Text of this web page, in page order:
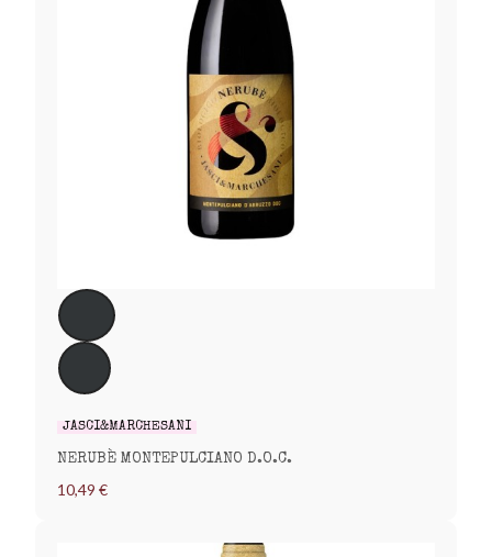
JASCI&MARCHESANI
NERUBÈ MONTEPULCIANO D.O.C.
10,49 €